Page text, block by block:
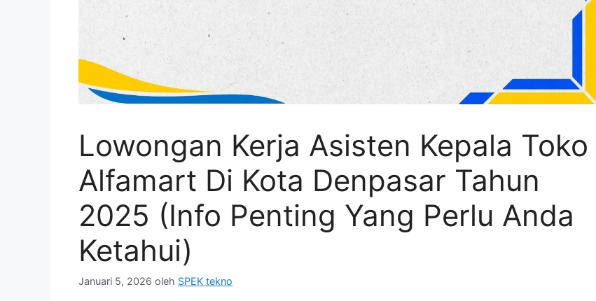
Lowongan Kerja Asisten Kepala Toko
Alfamart Di Kota Denpasar Tahun
2025 (Info Penting Yang Perlu Anda
Ketahui)
Januari 5, 2026 oleh SPEK tekno